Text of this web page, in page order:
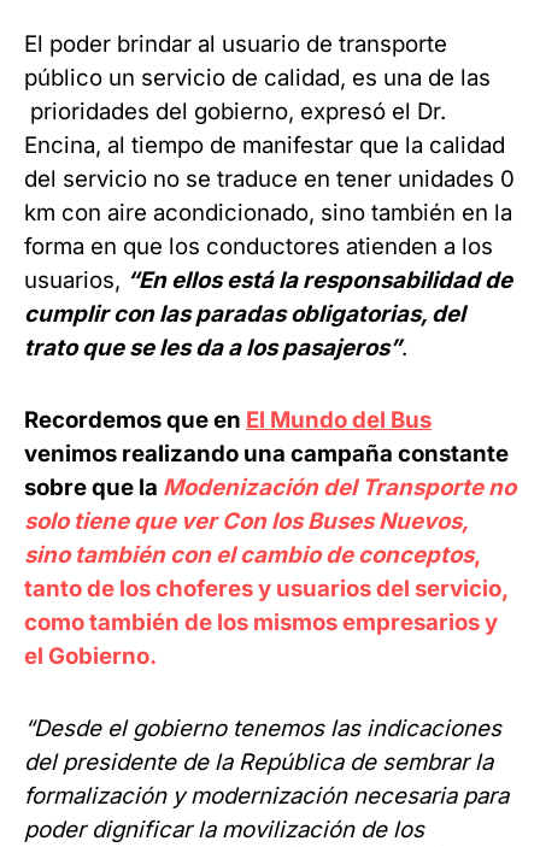
El poder brindar al usuario de transporte
público un servicio de calidad, es una de las
prioridades del gobierno, expresó el Dr.
Encina, al tiempo de manifestar que la calidad
del servicio no se traduce en tener unidades 0
km con aire acondicionado, sino también en la
forma en que los conductores atienden a los
usuarios, “En ellos está la responsabilidad de
cumplir con las paradas obligatorias, del
trato que se les da a los pasajeros”.
Recordemos que en El Mundo del Bus
venimos realizando una campaña constante
sobre que la Modenización del Transporte no
solo tiene que ver Con los Buses Nuevos,
sino también con el cambio de conceptos,
tanto de los choferes y usuarios del servicio,
como también de los mismos empresarios y
el Gobierno.
“Desde el gobierno tenemos las indicaciones
del presidente de la República de sembrar la
formalización y modernización necesaria para
poder dignificar la movilización de los